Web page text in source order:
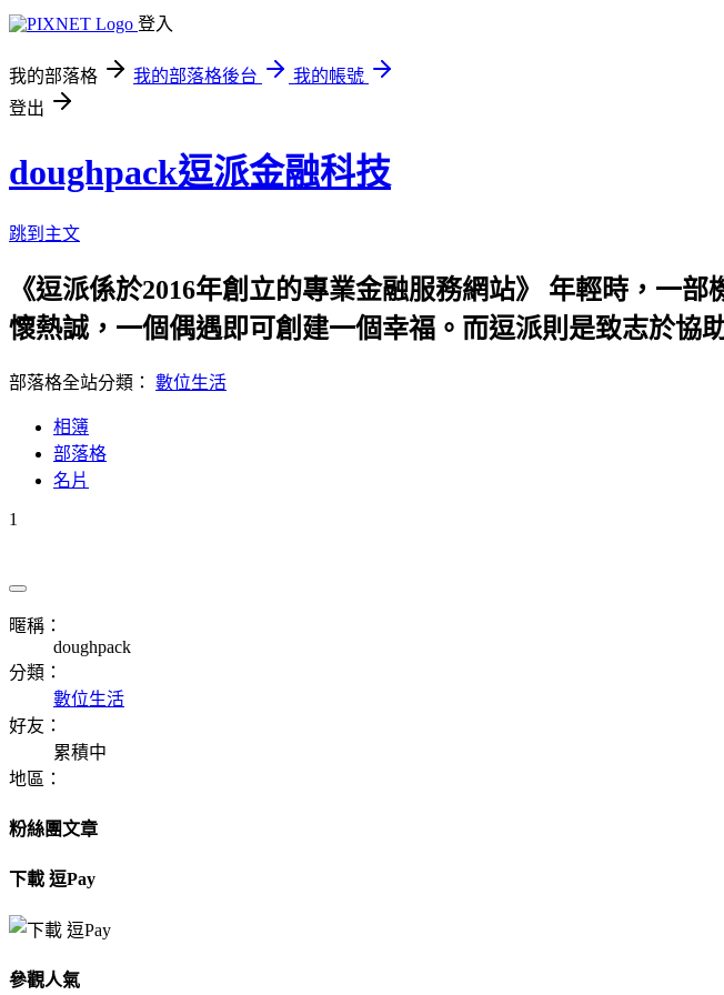
登入
我的部落格 我的部落格後台
我的帳號
登出
doughpack逗派金融科技
跳到主文
《逗派係於2016年創立的專業金融服務網站》
年輕時，一部
懷熱誠，一個偶遇即可創建一個幸福。而逗派則是致志於協
部落格全站分類： 數位生活
相簿
部落格
名片
1
暱稱：
doughpack
分類：
數位生活
好友：
累積中
地區：
粉絲團文章
下載 逗Pay
參觀人氣